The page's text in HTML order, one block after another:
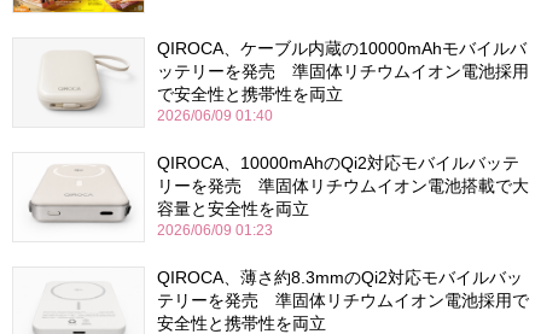
QIROCA、ケーブル内蔵の10000mAhモバイルバ
ッテリーを発売 準固体リチウムイオン電池採用
で安全性と携帯性を両立
2026/06/09 01:40
QIROCA、10000mAhのQi2対応モバイルバッテ
リーを発売 準固体リチウムイオン電池搭載で大
容量と安全性を両立
2026/06/09 01:23
QIROCA、薄さ約8.3mmのQi2対応モバイルバッ
テリーを発売 準固体リチウムイオン電池採用で
安全性と携帯性を両立